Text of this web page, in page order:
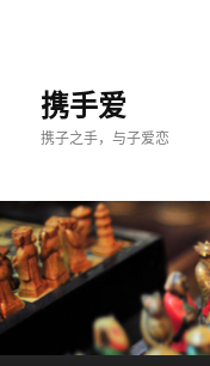
携手爱
携子之手，与子爱恋